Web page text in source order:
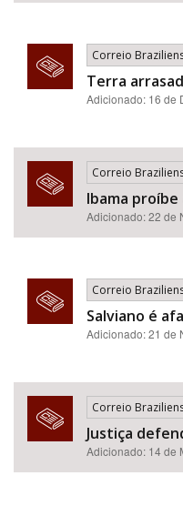
Correio
Terra
Adicionado: 16 de
Correio
Ibama
Adicionado: 22 de
Correio
Salviano é
Adicionado: 21 de
Correio
Justiça
Adicionado: 14 de